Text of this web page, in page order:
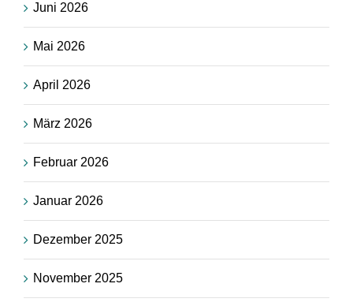
Juni 2026
Mai 2026
April 2026
März 2026
Februar 2026
Januar 2026
Dezember 2025
November 2025